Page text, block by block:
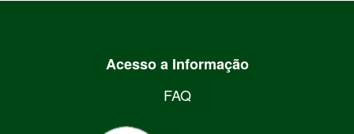
Acesso a Informação
FAQ